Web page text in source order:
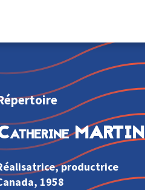
MARTIN
productrice
, 1958